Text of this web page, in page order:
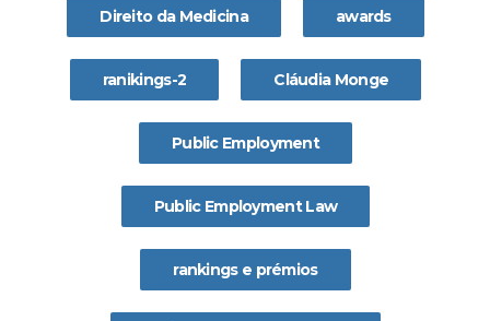
Direito da Medicina awards
ranikings-2 Cláudia Monge
Public Employment
Public Employment Law
rankings e prémios